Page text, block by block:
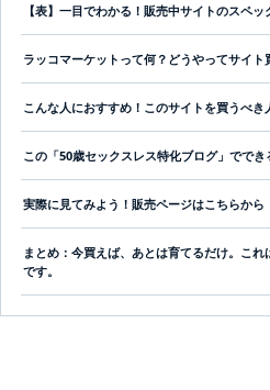
【表】一目でわかる！販売中サイトのスペッ
ラッコマーケットって何？どうやってサイト
こんな人におすすめ！このサイトを買うべき
この「50歳セックスレス特化ブログ」でで
実際に見てみよう！販売ページはこちらから
まとめ：今買えば、あとは育てるだけ。これ
です。